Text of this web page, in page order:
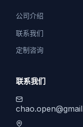
公司介绍
联系我们
定制咨询
联系我们